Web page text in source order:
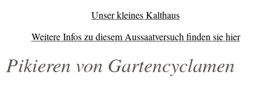
Unser kleines Kalthaus
Weitere Infos zu diesem Aussaatversuch finden sie hier
Pikieren von Gartencyclamen